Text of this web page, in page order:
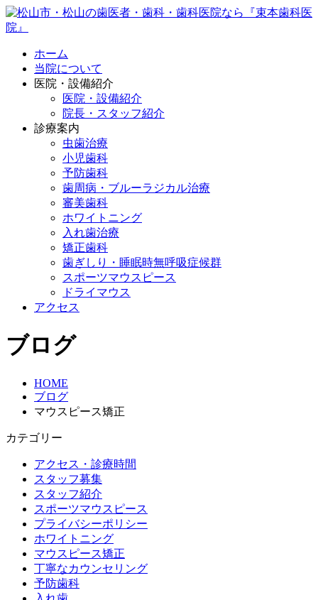
ホーム
当院について
医院・設備紹介
医院・設備紹介
院長・スタッフ紹介
診療案内
虫歯治療
小児歯科
予防歯科
歯周病・ブルーラジカル治療
審美歯科
ホワイトニング
入れ歯治療
矯正歯科
歯ぎしり・睡眠時無呼吸症候群
スポーツマウスピース
ドライマウス
アクセス
ブログ
HOME
ブログ
マウスピース矯正
カテゴリー
アクセス・診療時間
スタッフ募集
スタッフ紹介
スポーツマウスピース
プライバシーポリシー
ホワイトニング
マウスピース矯正
丁寧なカウンセリング
予防歯科